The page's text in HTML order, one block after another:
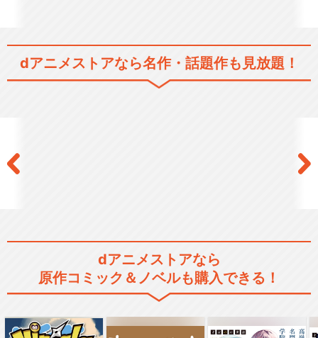
蒼い春/angela
dアニメストアなら名作・話題作も見放題！
dアニメストアなら
原作コミック＆ノベルも購入できる！